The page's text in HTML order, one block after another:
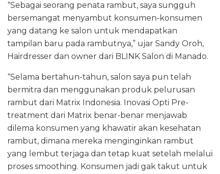
“Sebagai seorang penata rambut, saya sungguh
bersemangat menyambut konsumen-konsumen
yang datang ke salon untuk mendapatkan
tampilan baru pada rambutnya,” ujar Sandy Oroh,
Hairdresser dan owner dari BLINK Salon di Manado.
“Selama bertahun-tahun, salon saya pun telah
bermitra dan menggunakan produk pelurusan
rambut dari Matrix Indonesia. Inovasi Opti Pre-
treatment dari Matrix benar-benar menjawab
dilema konsumen yang khawatir akan kesehatan
rambut, dimana mereka menginginkan rambut
yang lembut terjaga dan tetap kuat setelah melalui
proses smoothing. Konsumen jadi gak takut untuk